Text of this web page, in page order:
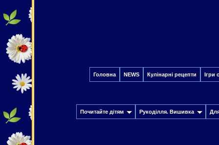
Головна NEWS Кулінарні рецепти Ігри
Почитайте дітям Рукоділля. Вишивка